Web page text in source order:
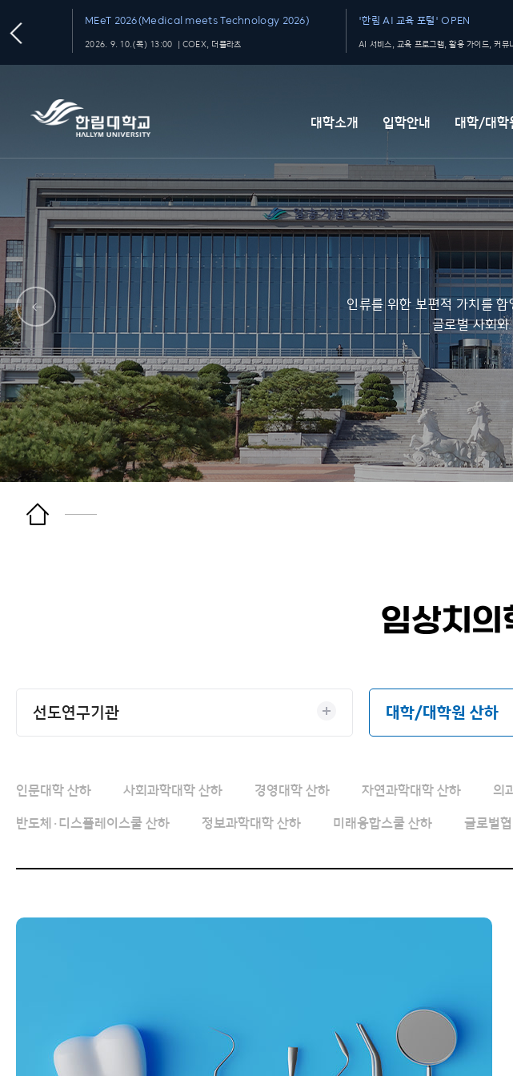
MEeT 2026(Medical meets Technology 2026)
2026. 9. 10.(목) 13:00 ｜COEX, 더플라츠
'한림 AI 교육 포털' OPEN
AI 서비스, 교육 프로그램, 활용 가이드, 커뮤
대학소개 입학안내 대학/대학
인류를 위한 보편적 가치를
글로벌 사회
임상치
선도연구기관 대학/대학원 산하
인문대학 산하 사회과학대학 산하 경영대학 산하 자연과학대학 산하 의
반도체·디스플레이스쿨 산하
정보과학대학 산하 미래융합스쿨 산하 글로벌